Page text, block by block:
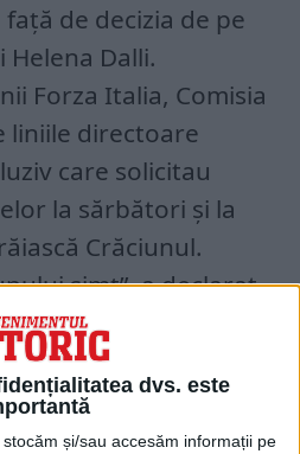
dvs. este
stocăm și/sau accesăm informații pe
de decizia de pe
Dalli.
Forza Italia, Comisia
liniile directoare
care solicitau
la sărbători și la
Crăciunul.
simț”, a declarat
s-a refereit,
de cetățenii
„Mulțumesc